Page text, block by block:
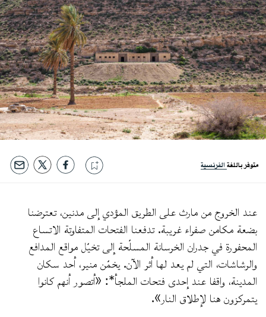
متوفر باللغة الفرنسية
عند الخروج من مارث على الطريق المؤدي إلى مدنين، تعترضنا
بضعة مكامن صفراء غريبة. تدفعنا الفتحات المتفاوتة الاتساع
المحفورة في جدران الخرسانة المسلّحة إلى تخيّل مواقع المدافع
والرشاشات، التي لم يعد لها أثر الآن. يخمّن منير، أحد سكان
المدينة، واقفا عند إحدى فتحات الملجأ*: «أتصور أنهم كانوا
يتمركزون هنا لإطلاق النار».